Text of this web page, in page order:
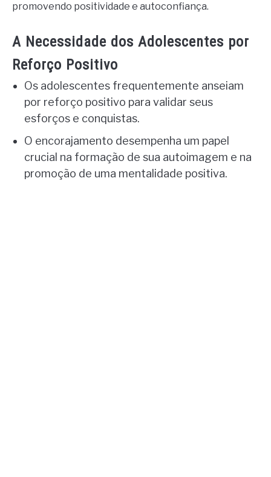
promovendo positividade e autoconfiança.
A Necessidade dos Adolescentes por
Reforço Positivo
Os adolescentes frequentemente anseiam
por reforço positivo para validar seus
esforços e conquistas.
O encorajamento desempenha um papel
crucial na formação de sua autoimagem e na
promoção de uma mentalidade positiva.